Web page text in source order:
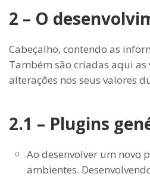
2 – O
Cabeçalho, contendo as
Também são criadas aqui
alterações nos seus valores
2.1 – Plugins
Ao desenvolver um novo
ambientes.